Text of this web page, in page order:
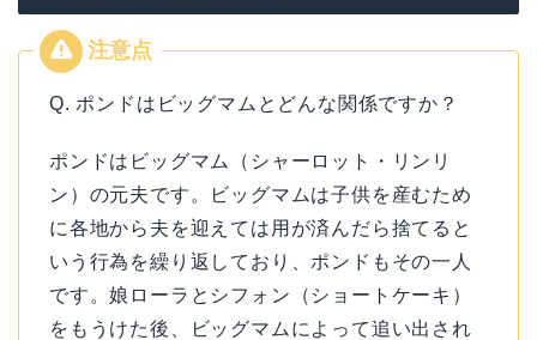
Q. ポンドはビッグマムとどんな関係ですか？
ポンドはビッグマム（シャーロット・リンリ
ン）の元夫です。ビッグマムは子供を産むため
に各地から夫を迎えては用が済んだら捨てると
いう行為を繰り返しており、ポンドもその一人
です。娘ローラとシフォン（ショートケーキ）
をもうけた後、ビッグマムによって追い出され